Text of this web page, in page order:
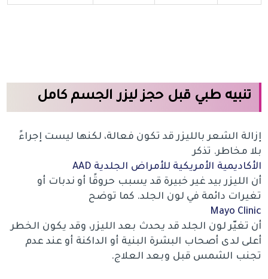
تنبيه طبي قبل حجز ليزر الجسم كامل
إزالة الشعر بالليزر قد تكون فعالة، لكنها ليست إجراءً
بلا مخاطر. تذكر
الأكاديمية الأمريكية للأمراض الجلدية AAD
أن الليزر بيد غير خبيرة قد يسبب حروقًا أو ندبات أو
تغيرات دائمة في لون الجلد. كما توضح
Mayo Clinic
أن تغيّر لون الجلد قد يحدث بعد الليزر، وقد يكون الخطر
أعلى لدى أصحاب البشرة البنية أو الداكنة أو عند عدم
تجنب الشمس قبل وبعد العلاج.